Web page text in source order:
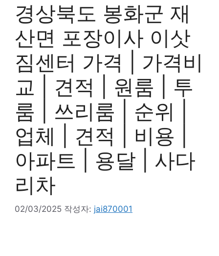
경상북도 봉화군 재
산면 포장이사 이삿
짐센터 가격 | 가격비
교 | 견적 | 원룸 | 투
룸 | 쓰리룸 | 순위 |
업체 | 견적 | 비용 |
아파트 | 용달 | 사다
리차
02/03/2025 작성자: jai870001